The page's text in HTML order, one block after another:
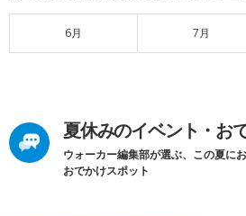
6月 7月
夏休みのイベント・お
ウォーカー編集部が選ぶ、この夏に
おでかけスポット